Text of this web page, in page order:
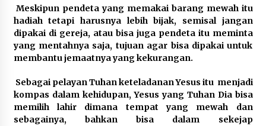
Meskipun pendeta yang memakai barang mewah itu
hadiah tetapi harusnya lebih bijak, semisal jangan
dipakai di gereja, atau bisa juga pendeta itu meminta
yang mentahnya saja, tujuan agar bisa dipakai untuk
membantu jemaatnya yang kekurangan.
Sebagai pelayan Tuhan keteladanan Yesus itu menjadi
kompas dalam kehidupan, Yesus yang Tuhan Dia bisa
memilih lahir dimana tempat yang mewah dan
sebagainya, bahkan bisa dalam sekejap